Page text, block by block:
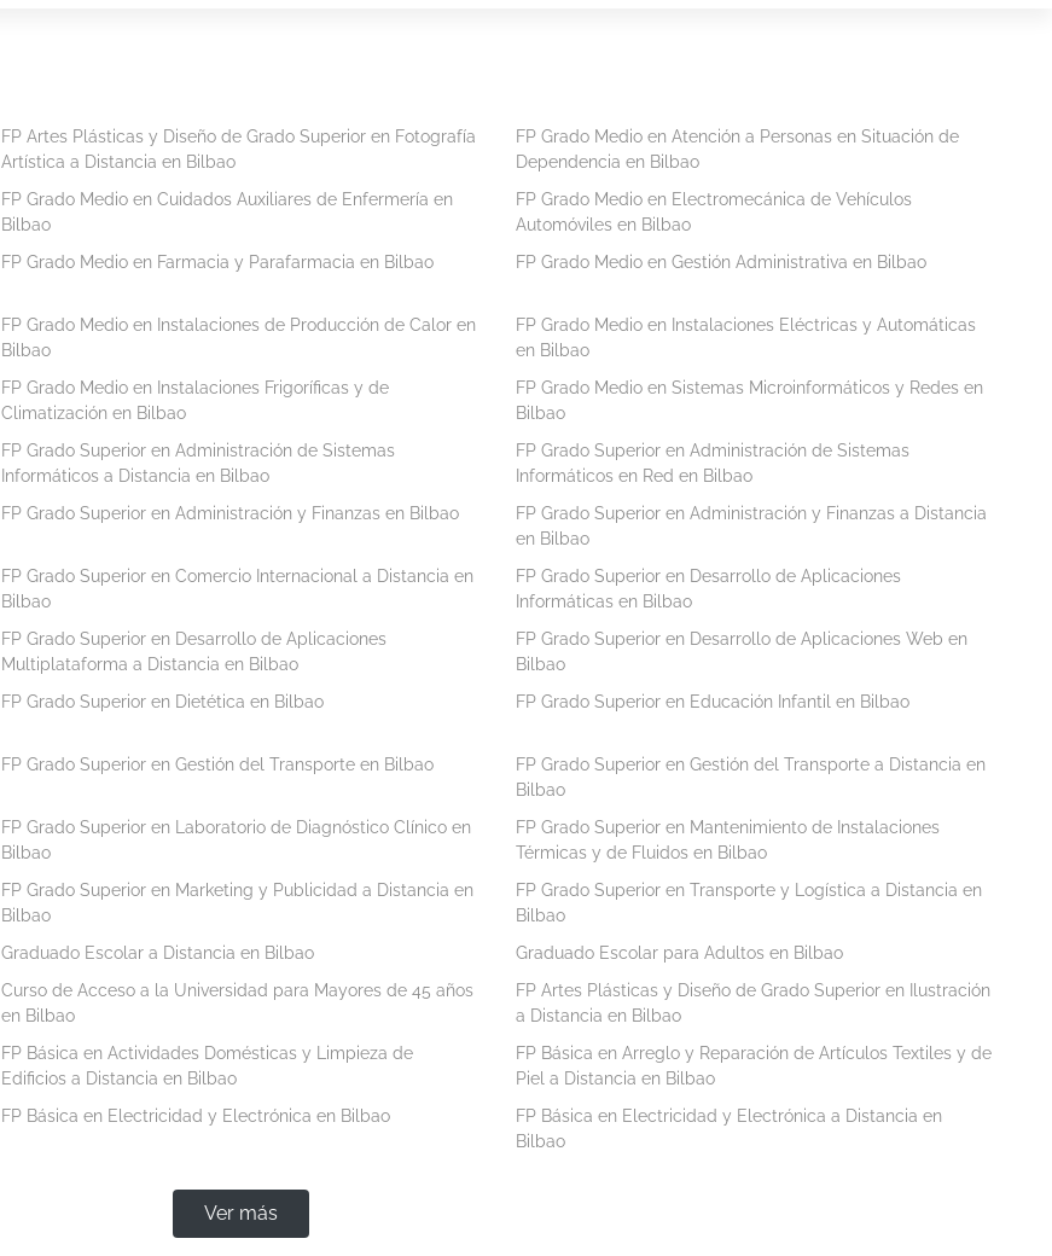
FP Artes Plásticas y Diseño de Grado Superior en Fotografía
Artística a Distancia en Bilbao
FP Grado Medio en Atención a Personas en Situación de
Dependencia en Bilbao
FP Grado Medio en Cuidados Auxiliares de Enfermería en
Bilbao
FP Grado Medio en Electromecánica de Vehículos
Automóviles en Bilbao
FP Grado Medio en Farmacia y Parafarmacia en Bilbao FP Grado Medio en Gestión Administrativa en Bilbao
FP Grado Medio en Instalaciones de Producción de Calor en
Bilbao
FP Grado Medio en Instalaciones Eléctricas y Automáticas
en Bilbao
FP Grado Medio en Instalaciones Frigoríficas y de
Climatización en Bilbao
FP Grado Medio en Sistemas Microinformáticos y Redes en
Bilbao
FP Grado Superior en Administración de Sistemas
Informáticos a Distancia en Bilbao
FP Grado Superior en Administración de Sistemas
Informáticos en Red en Bilbao
FP Grado Superior en Administración y Finanzas en Bilbao
FP Grado Superior en Administración y Finanzas a Distancia
en Bilbao
FP Grado Superior en Comercio Internacional a Distancia en
Bilbao
FP Grado Superior en Desarrollo de Aplicaciones
Informáticas en Bilbao
FP Grado Superior en Desarrollo de Aplicaciones
Multiplataforma a Distancia en Bilbao
FP Grado Superior en Desarrollo de Aplicaciones Web en
Bilbao
FP Grado Superior en Dietética en Bilbao FP Grado Superior en Educación Infantil en Bilbao
FP Grado Superior en Gestión del Transporte en Bilbao
FP Grado Superior en Gestión del Transporte a Distancia en
Bilbao
FP Grado Superior en Laboratorio de Diagnóstico Clínico en
Bilbao
FP Grado Superior en Mantenimiento de Instalaciones
Térmicas y de Fluidos en Bilbao
FP Grado Superior en Marketing y Publicidad a Distancia en
Bilbao
FP Grado Superior en Transporte y Logística a Distancia en
Bilbao
Graduado Escolar a Distancia en Bilbao
Graduado Escolar para Adultos en Bilbao
Curso de Acceso a la Universidad para Mayores de 45 años
en Bilbao
FP Artes Plásticas y Diseño de Grado Superior en Ilustración
a Distancia en Bilbao
FP Básica en Actividades Domésticas y Limpieza de
Edificios a Distancia en Bilbao
FP Básica en Arreglo y Reparación de Artículos Textiles y de
Piel a Distancia en Bilbao
FP Básica en Electricidad y Electrónica en Bilbao
FP Básica en Electricidad y Electrónica a Distancia en
Bilbao
Ver más